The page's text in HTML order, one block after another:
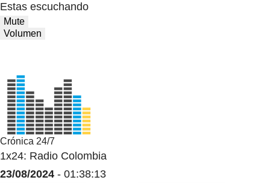
Estas escuchando
Mute
Volumen
Crónica 24/7
1x24: Radio Colombia
23/08/2024 - 01:38:13